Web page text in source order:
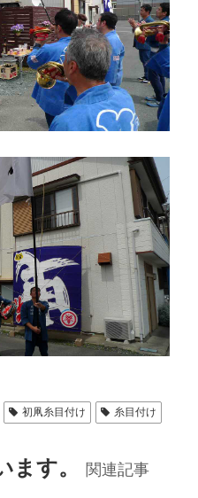
初凧糸目付け 糸目付け
ます。 関連記事